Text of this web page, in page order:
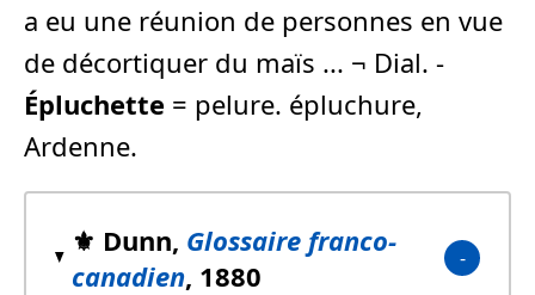
a eu une réunion de personnes en vue
de décortiquer du maïs ... ¬ Dial. -
Épluchette = pelure. épluchure,
Ardenne.
⚜️ Dunn, Glossaire franco-
canadien, 1880